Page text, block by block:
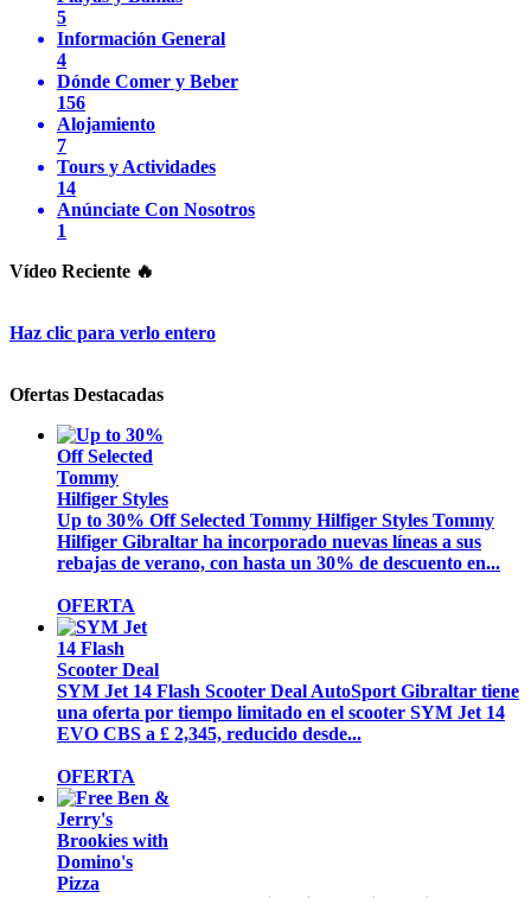
5
Información General
4
Dónde Comer y Beber
156
Alojamiento
7
Tours y Actividades
14
Anúnciate Con Nosotros
1
Vídeo Reciente 🔥
Haz clic para verlo entero
Ofertas Destacadas
Up to 30% Off Selected Tommy Hilfiger Styles Tommy
Hilfiger Gibraltar ha incorporado nuevas líneas a sus
rebajas de verano, con hasta un 30% de descuento en...
OFERTA
SYM Jet 14 Flash Scooter Deal AutoSport Gibraltar tiene
una oferta por tiempo limitado en el scooter SYM Jet 14
EVO CBS a £ 2,345, reducido desde...
OFERTA